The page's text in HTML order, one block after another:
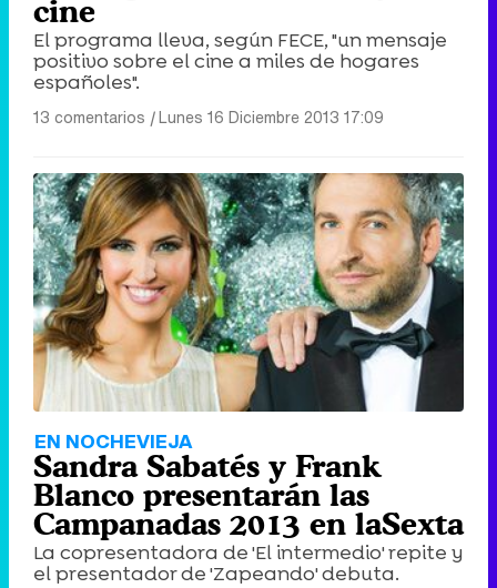
cine
El programa lleva, según FECE, "un mensaje
positivo sobre el cine a miles de hogares
españoles".
13 comentarios |Lunes 16 Diciembre 2013 17:09
EN NOCHEVIEJA
Sandra Sabatés y Frank
Blanco presentarán las
Campanadas 2013 en laSexta
La copresentadora de 'El intermedio' repite y
el presentador de 'Zapeando' debuta.